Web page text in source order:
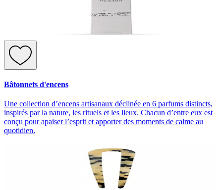
Bâtonnets d'encens
Une collection d’encens artisanaux déclinée en 6 parfums distincts,
inspirés par la nature, les rituels et les lieux. Chacun d’entre eux est
conçu pour apaiser l’esprit et apporter des moments de calme au
quotidien.